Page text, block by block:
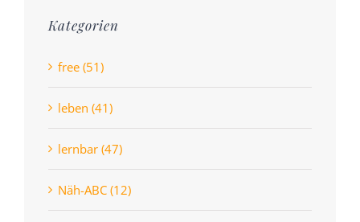
Kategorien
free (51)
leben (41)
lernbar (47)
Näh-ABC (12)